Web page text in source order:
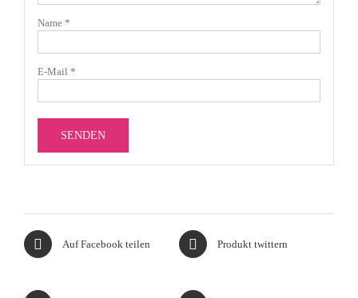
Name *
E-Mail *
Auf Facebook teilen Produkt twittern